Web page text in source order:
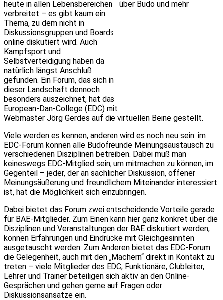
heute in allen Lebensbereichen
verbreitet – es gibt kaum ein
Thema, zu dem nicht in
Diskussionsgruppen und Boards
online diskutiert wird. Auch
Kampfsport und
Selbstverteidigung haben da
natürlich längst Anschluß
gefunden. Ein Forum, das sich in
dieser Landschaft dennoch
besonders auszeichnet, hat das
European-Dan-College (EDC) mit
Webmaster Jörg Gerdes auf die virtuellen Beine gestellt.
Viele werden es kennen, anderen wird es noch neu sein: im
EDC-Forum können alle Budofreunde Meinungsaustausch zu
verschiedenen Disziplinen betreiben. Dabei muß man
keineswegs EDC-Mitglied sein, um mitmachen zu können, im
Gegenteil – jeder, der an sachlicher Diskussion, offener
Meinungsäußerung und freundlichem Miteinander interessiert
ist, hat die Möglichkeit sich einzubringen.
Dabei bietet das Forum zwei entscheidende Vorteile gerade
für BAE-Mitglieder. Zum Einen kann hier ganz konkret über die
Disziplinen und Veranstaltungen der BAE diskutiert werden,
können Erfahrungen und Eindrücke mit Gleichgesinnten
ausgetauscht werden. Zum Anderen bietet das EDC-Forum
die Gelegenheit, auch mit den „Machern“ direkt in Kontakt zu
treten – viele Mitglieder des EDC, Funktionäre, Clubleiter,
Lehrer und Trainer beteiligen sich aktiv an den Online-
Gesprächen und gehen gerne auf Fragen oder
Diskussionsansätze ein.